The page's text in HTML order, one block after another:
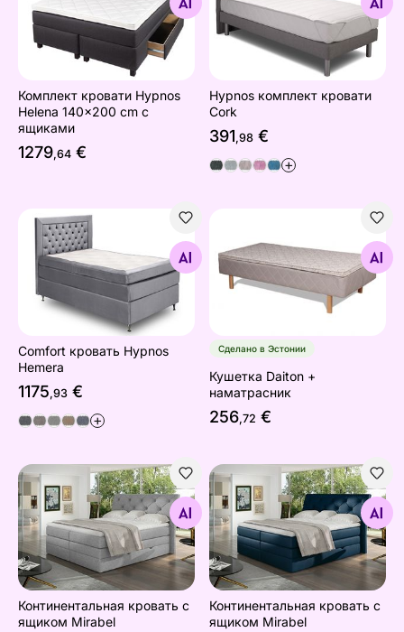
Найдите похожие
Комплект кровати Hypnos
Helena 140x200 cm с
ящиками
1279,64 €
Найдите похожие
Hypnos комплект кровати
Cork
391,98 €
+
Comfort кровать Hypnos Hemera
Найдите похожие
Comfort кровать Hypnos
Hemera
1175,93 €
+
Кушетка Daiton +
Найдите похожие
Сделано в Эстонии
Кушетка Daiton +
наматрасник
256,72 €
Континентальная кровать с ящиком Mirabel
Найдите похожие
Континентальная кровать с
ящиком Mirabel
Континентальная кровать
Найдите похожие
Континентальная кровать с
ящиком Mirabel